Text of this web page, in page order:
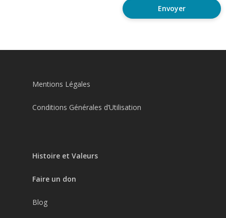
Mentions Légales
Conditions Générales d’Utilisation
Histoire et Valeurs
Faire un don
Blog